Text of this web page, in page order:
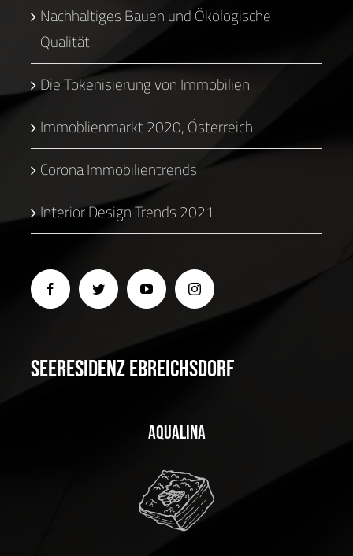
Nachhaltiges Bauen und Ökologische
Qualität
Die Tokenisierung von Immobilien
Immoblienmarkt 2020, Österreich
Corona Immobilientrends
Interior Design Trends 2021
Seeresidenz Ebreichsdorf
Aqualina